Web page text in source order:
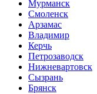
Мурманск
Смоленск
Арзамас
Владимир
Керчь
Петрозаводск
Нижневартовск
Сызрань
Брянск